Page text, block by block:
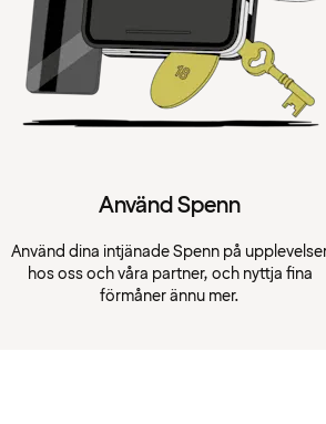
Använd Spenn
Använd dina intjänade Spenn på
hos oss och våra partner, och nyttja fina
förmåner ännu mer.